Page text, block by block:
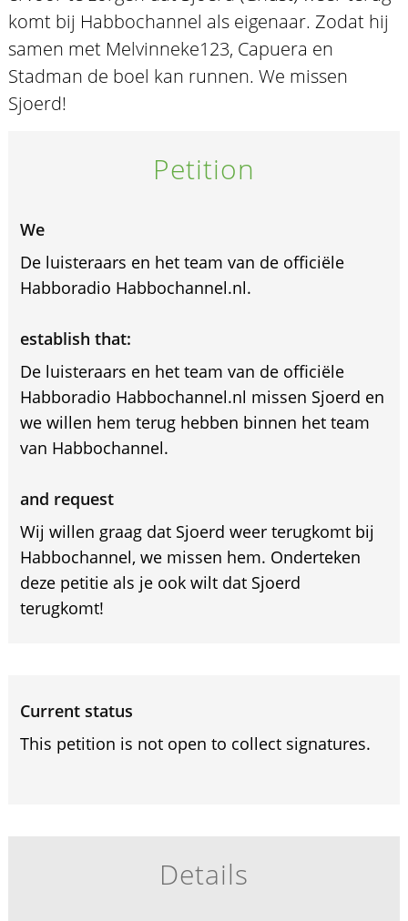
komt bij Habbochannel als eigenaar. Zodat hij
samen met Melvinneke123, Capuera en
Stadman de boel kan runnen. We missen
Sjoerd!
Petition
We
De luisteraars en het team van de officiële
Habboradio Habbochannel.nl.
establish that:
De luisteraars en het team van de officiële
Habboradio Habbochannel.nl missen Sjoerd en
we willen hem terug hebben binnen het team
van Habbochannel.
and request
Wij willen graag dat Sjoerd weer terugkomt bij
Habbochannel, we missen hem. Onderteken
deze petitie als je ook wilt dat Sjoerd
terugkomt!
Current status
This petition is not open to collect signatures.
Details